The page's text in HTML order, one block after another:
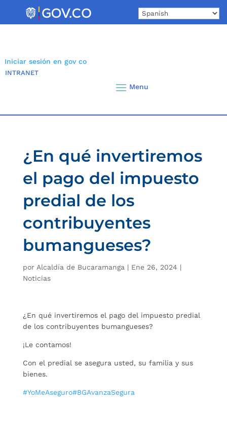
Iniciar sesión en gov co
INTRANET
¿En qué invertiremos
el pago del impuesto
predial de los
contribuyentes
bumangueses?
por Alcaldía de Bucaramanga | Ene 26, 2024 |
Noticias
¿En qué invertiremos el pago del impuesto predial
de los contribuyentes bumangueses?
¡Le contamos!
Con el predial se asegura usted, su familia y sus
bienes.
#YoMeAseguro#BGAvanzaSegura